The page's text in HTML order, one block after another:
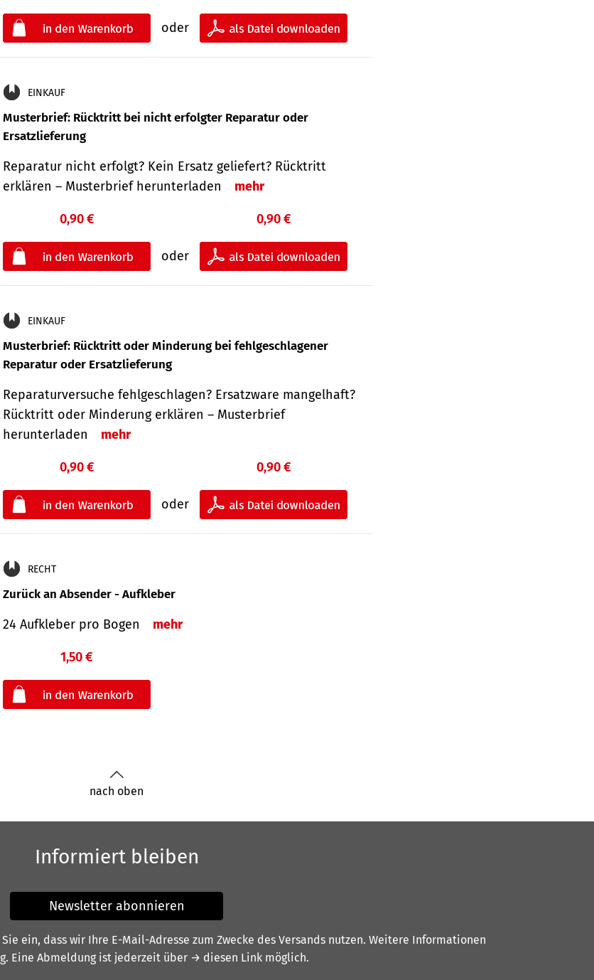
oder
EINKAUF
Musterbrief: Rücktritt bei nicht erfolgter Reparatur oder
Ersatzlieferung
Reparatur nicht erfolgt? Kein Ersatz geliefert? Rücktritt
erklären – Musterbrief herunterladen
mehr
0,90 €
oder
0,90 €
EINKAUF
Musterbrief: Rücktritt oder Minderung bei fehlgeschlagener
Reparatur oder Ersatzlieferung
Reparaturversuche fehlgeschlagen? Ersatzware mangelhaft?
Rücktritt oder Minderung erklären – Musterbrief
herunterladen
mehr
0,90 €
oder
0,90 €
RECHT
Zurück an Absender - Aufkleber
24 Aufkleber pro Bogen mehr
1,50 €
nach oben
Informiert bleiben
Newsletter abonnieren
ein, dass wir Ihre E-Mail-Adresse zum Zwecke des Versands nutzen. Weitere Informationen
. Eine Abmeldung ist jederzeit über → diesen Link möglich.